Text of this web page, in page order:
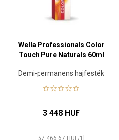
Wella Professionals Color
Touch Pure Naturals 60ml
Demi-permanens hajfesték
3 448 HUF
57 466.67 HUF/1